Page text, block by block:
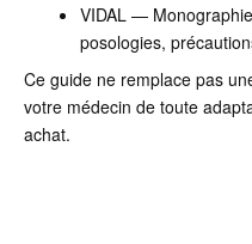
VIDAL —
posologies,
Ce guide ne remplace pas
votre médecin de toute
achat.